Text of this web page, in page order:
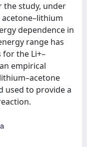
the study, under
dependence in
range has
the Li+–
empirical
used to provide a